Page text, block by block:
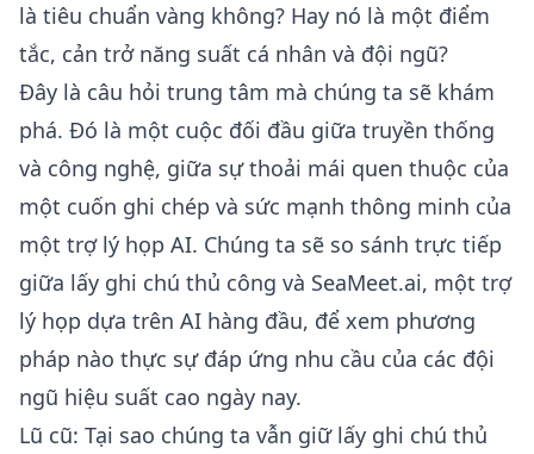
là tiêu chuẩn vàng không? Hay nó là một điểm
tắc, cản trở năng suất cá nhân và đội ngũ?
Đây là câu hỏi trung tâm mà chúng ta sẽ khám
phá. Đó là một cuộc đối đầu giữa truyền thống
và công nghệ, giữa sự thoải mái quen thuộc của
một cuốn ghi chép và sức mạnh thông minh của
một trợ lý họp AI. Chúng ta sẽ so sánh trực tiếp
giữa lấy ghi chú thủ công và SeaMeet.ai, một trợ
lý họp dựa trên AI hàng đầu, để xem phương
pháp nào thực sự đáp ứng nhu cầu của các đội
ngũ hiệu suất cao ngày nay.
Lũ cũ: Tại sao chúng ta vẫn giữ lấy ghi chú thủ